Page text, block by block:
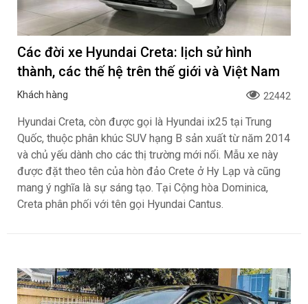
Các đời xe Hyundai Creta: lịch sử hình
thành, các thế hệ trên thế giới và Việt Nam
Khách hàng 22442
Hyundai Creta, còn được gọi là Hyundai ix25 tại Trung
Quốc, thuộc phân khúc SUV hạng B sản xuất từ ​​năm 2014
và chủ yếu dành cho các thị trường mới nổi. Mẫu xe này
được đặt theo tên của hòn đảo Crete ở Hy Lạp và cũng
mang ý nghĩa là sự sáng tạo. Tại Cộng hòa Dominica,
Creta phân phối với tên gọi Hyundai Cantus.